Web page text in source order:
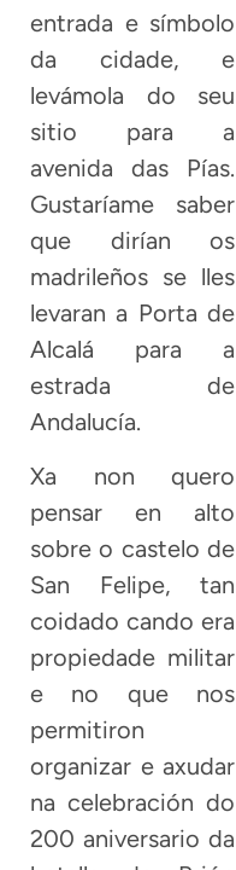
entrada e símbolo
da cidade, e
levámola do seu
sitio para a
avenida das Pías.
Gustaríame saber
que dirían os
madrileños se lles
levaran a Porta de
Alcalá para a
estrada de
Andalucía.
Xa non quero
pensar en alto
sobre o castelo de
San Felipe, tan
coidado cando era
propiedade militar
e no que nos
permitiron
organizar e axudar
na celebración do
200 aniversario da